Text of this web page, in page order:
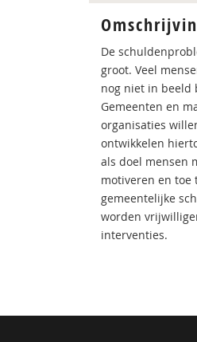
De
groot. Veel
nog niet in beeld
Gemeenten en
organisaties
ontwikkelen
als doel mensen
motiveren en toe
gemeentelijke
worden
interventies.